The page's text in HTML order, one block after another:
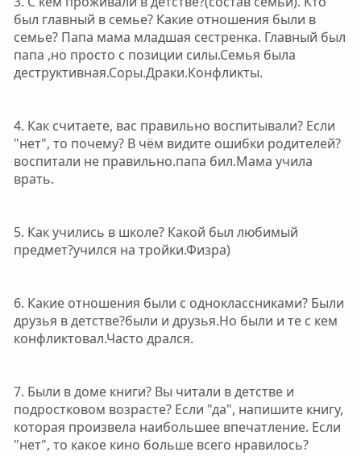
был главный в семье? Какие отношения были в
семье? Папа мама младшая сестренка. Главный был
папа ,но просто с позиции силы.Семья была
деструктивная.Соры.Драки.Конфликты.
4. Как считаете, вас правильно воспитывали? Если
"нет", то почему? В чём видите ошибки родителей?
воспитали не правильно.папа бил.Мама учила
врать.
5. Как учились в школе? Какой был любимый
предмет?учился на тройки.Физра)
6. Какие отношения были с одноклассниками? Были
друзья в детстве?были и друзья.Но были и те с кем
конфликтовал.Часто дрался.
7. Были в доме книги? Вы читали в детстве и
подростковом возрасте? Если "да", напишите книгу,
которая произвела наибольшее впечатление. Если
"нет", то какое кино больше всего нравилось?